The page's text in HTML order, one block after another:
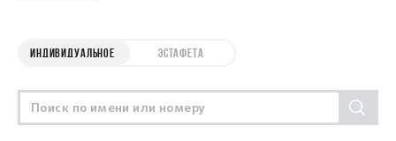
ИНДИВИДУАЛЬНОЕ ЭСТАФЕТА